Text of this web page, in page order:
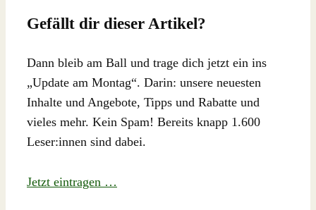
Gefällt dir dieser Artikel?
Dann bleib am Ball und trage dich jetzt ein ins
„Update am Montag“. Darin: unsere neuesten
Inhalte und Angebote, Tipps und Rabatte und
vieles mehr. Kein Spam! Bereits knapp 1.600
Leser:innen sind dabei.
Jetzt eintragen …